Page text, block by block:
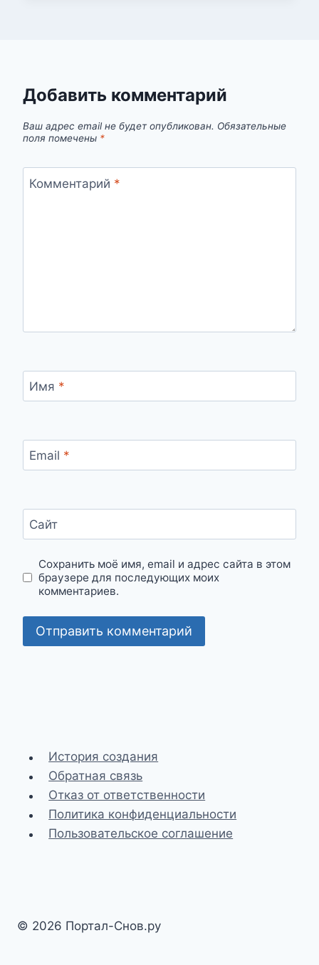
Добавить комментарий
Ваш адрес email не будет опубликован. Обязательные
поля помечены *
Комментарий *
Имя *
Email *
Сайт
Сохранить моё имя, email и адрес сайта в этом
браузере для последующих моих
комментариев.
История создания
Обратная связь
Отказ от ответственности
Политика конфиденциальности
Пользовательское соглашение
© 2026 Портал-Снов.ру